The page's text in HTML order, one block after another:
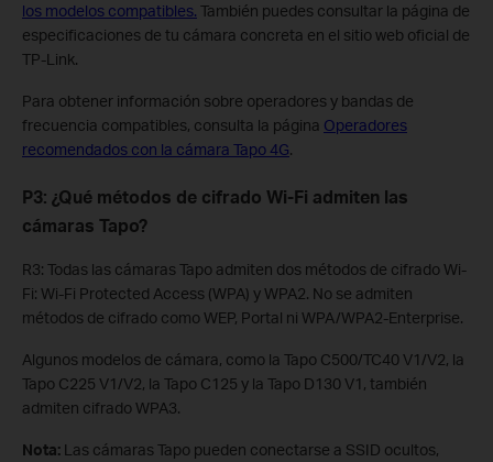
los modelos compatibles. También puedes consultar la página de
especificaciones de tu cámara concreta en el sitio web oficial de
TP-Link.
Para obtener información sobre operadores y bandas de
frecuencia compatibles, consulta la página Operadores
recomendados con la cámara Tapo 4G.
P3: ¿Qué métodos de cifrado Wi-Fi admiten las
cámaras Tapo?
R3: Todas las cámaras Tapo admiten dos métodos de cifrado Wi-
Fi: Wi-Fi Protected Access (WPA) y WPA2. No se admiten
métodos de cifrado como WEP, Portal ni WPA/WPA2-Enterprise.
Algunos modelos de cámara, como la Tapo C500/TC40 V1/V2, la
Tapo C225 V1/V2, la Tapo C125 y la Tapo D130 V1, también
admiten cifrado WPA3.
Nota: Las cámaras Tapo pueden conectarse a SSID ocultos,